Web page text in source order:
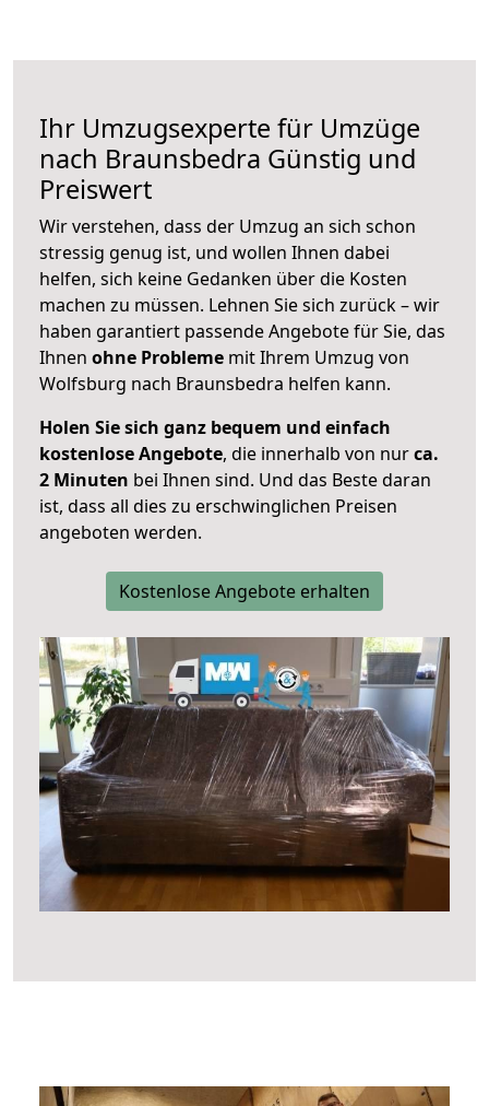
Ihr Umzugsexperte für Umzüge
nach Braunsbedra Günstig und
Preiswert
Wir verstehen, dass der Umzug an sich schon
stressig genug ist, und wollen Ihnen dabei
helfen, sich keine Gedanken über die Kosten
machen zu müssen. Lehnen Sie sich zurück – wir
haben garantiert passende Angebote für Sie, das
Ihnen ohne Probleme mit Ihrem Umzug von
Wolfsburg nach Braunsbedra helfen kann.
Holen Sie sich ganz bequem und einfach
kostenlose Angebote, die innerhalb von nurca.
2 Minuten bei Ihnen sind. Und das Beste daran
ist, dass all dies zu erschwinglichen Preisen
angeboten werden.
Kostenlose Angebote erhalten